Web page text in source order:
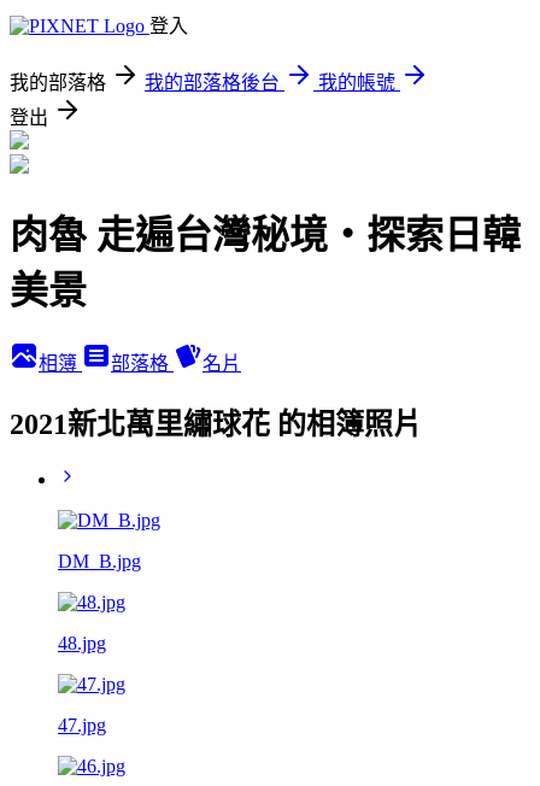
登入
我的部落格 我的部落格後台
我的帳號
登出
肉魯 走遍台灣秘境・探索日韓
美景
相簿 部落格 名片
2021新北萬里繡球花 的相簿照片
DM_B.jpg
48.jpg
47.jpg